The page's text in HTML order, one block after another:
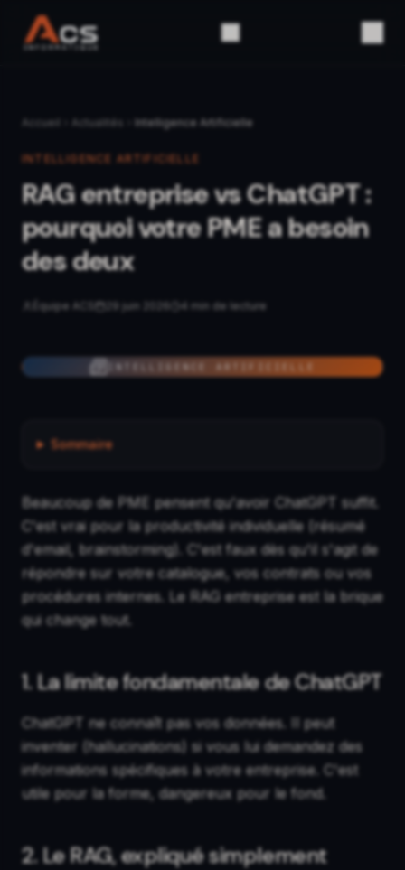
Accueil Actualités Intelligence Artificielle
INTELLIGENCE ARTIFICIELLE
RAG entreprise vs ChatGPT :
pourquoi votre PME a besoin
des deux
Équipe ACS 29 juin 2026 4 min de lecture
INTELLIGENCE ARTIFICIELLE
Sommaire
Beaucoup de PME pensent qu'avoir ChatGPT suffit.
C'est vrai pour la productivité individuelle (résumé
d'email, brainstorming). C'est faux dès qu'il s'agit de
répondre sur votre catalogue, vos contrats ou vos
procédures internes. Le RAG entreprise est la brique
qui change tout.
1. La limite fondamentale de ChatGPT
ChatGPT ne connaît pas vos données. Il peut
inventer (hallucinations) si vous lui demandez des
informations spécifiques à votre entreprise. C'est
utile pour la forme, dangereux pour le fond.
2. Le RAG, expliqué simplement